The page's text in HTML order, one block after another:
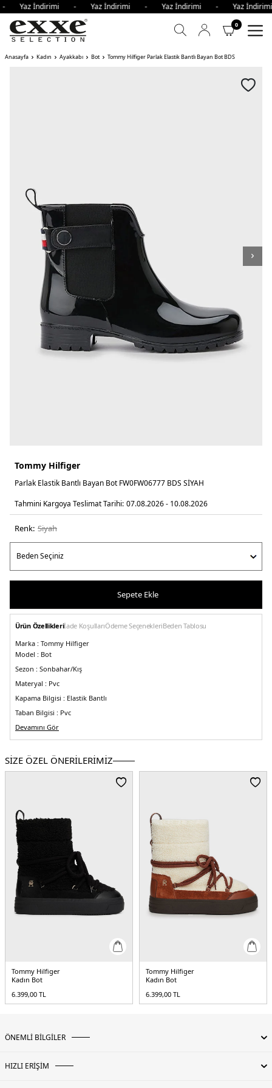
Yaz İndirimi - Yaz İndirimi - Yaz İndirimi - Yaz
0
Anasayfa Kadın Ayakkabı Bot Tommy Hilfiger Parlak Elastik Bantlı Bayan Bot BDS
Tommy Hilfiger
Parlak Elastik Bantlı Bayan Bot FW0FW06777 BDS SİYAH
Tahmini Kargoya Teslimat Tarihi: 07.08.2026 - 10.08.2026
Renk: si̇yah
Sepete Ekle
Ürün Özellikleriİade KoşullarıÖdeme SeçenekleriBeden Tablosu
Marka : Tommy Hilfiger
Model : Bot
Sezon : Sonbahar/Kış
Materyal : Pvc
Kapama Bilgisi : Elastik Bantlı
Taban Bilgisi : Pvc
Taban Kalınlığı :
Detay : -Polyester astar-Toplam yüksekliği 14 cm
Üretim Yeri :Çin
Devamını Gör
SİZE ÖZEL ÖNERİLERİMİZ
Tommy Hilfiger
Kadın Bot
6.399,00 TL
Tommy Hilfiger
Kadın Bot
6.399,00 TL
ÖNEMLİ BİLGİLER
HIZLI ERİŞİM